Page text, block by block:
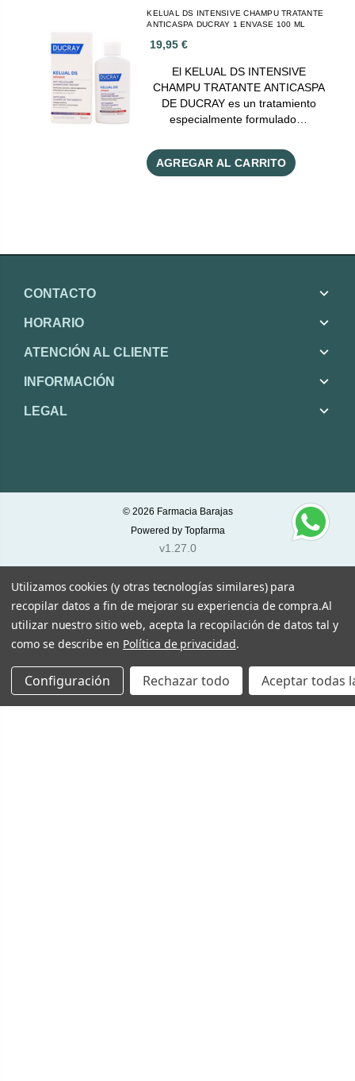
KELUAL DS INTENSIVE CHAMPU TRATANTE
ANTICASPA DUCRAY 1 ENVASE 100 ML
19,95 €
El KELUAL DS INTENSIVE
CHAMPU TRATANTE ANTICASPA
DE DUCRAY es un tratamiento
especialmente formulado…
AGREGAR AL CARRITO
CONTACTO
HORARIO
ATENCIÓN AL CLIENTE
INFORMACIÓN
LEGAL
© 2026 Farmacia Barajas
Powered by Topfarma
v1.27.0
Utilizamos cookies (y otras tecnologías similares) para
recopilar datos a fin de mejorar su experiencia de compra.Al
utilizar nuestro sitio web, acepta la recopilación de datos tal y
como se describe en Política de privacidad.
Configuración Rechazar todo Aceptar todas